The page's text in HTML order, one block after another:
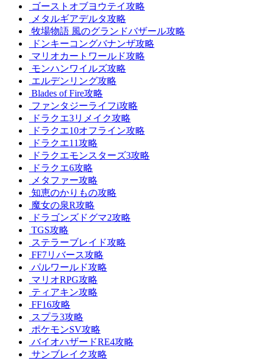
ゴーストオブヨウテイ攻略
メタルギアデルタ攻略
牧場物語 風のグランドバザール攻略
ドンキーコングバナンザ攻略
マリオカートワールド攻略
モンハンワイルズ攻略
エルデンリング攻略
Blades of Fire攻略
ファンタジーライフi攻略
ドラクエ3リメイク攻略
ドラクエ10オフライン攻略
ドラクエ11攻略
ドラクエモンスターズ3攻略
ドラクエ6攻略
メタファー攻略
知恵のかりもの攻略
魔女の泉R攻略
ドラゴンズドグマ2攻略
TGS攻略
ステラーブレイド攻略
FF7リバース攻略
パルワールド攻略
マリオRPG攻略
ティアキン攻略
FF16攻略
スプラ3攻略
ポケモンSV攻略
バイオハザードRE4攻略
サンブレイク攻略